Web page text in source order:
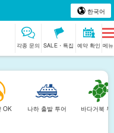
한국어
각종 문의 SALE・특집 예약 확인 메뉴
OK
나하 출발 투어 바다거북 투